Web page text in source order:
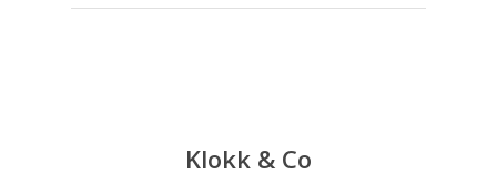
Klokk & Co